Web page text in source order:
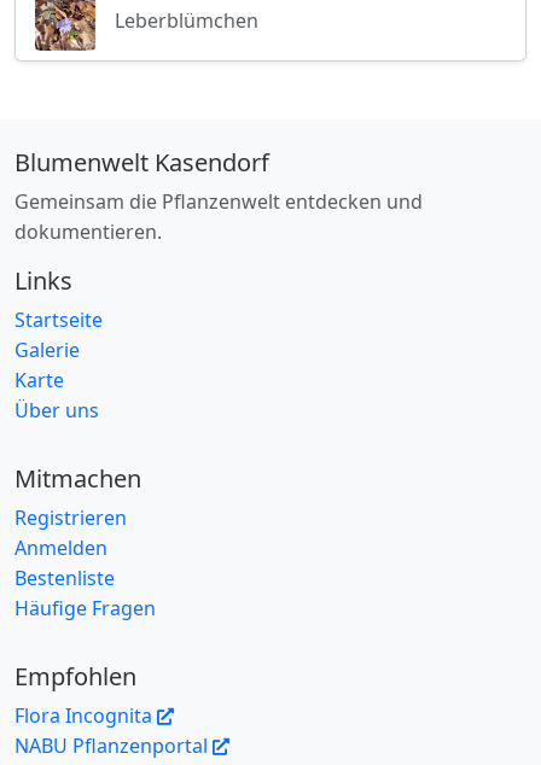
Leberblümchen
Blumenwelt Kasendorf
Gemeinsam die Pflanzenwelt entdecken und
dokumentieren.
Links
Startseite
Galerie
Karte
Über uns
Mitmachen
Registrieren
Anmelden
Bestenliste
Häufige Fragen
Empfohlen
Flora Incognita
NABU Pflanzenportal